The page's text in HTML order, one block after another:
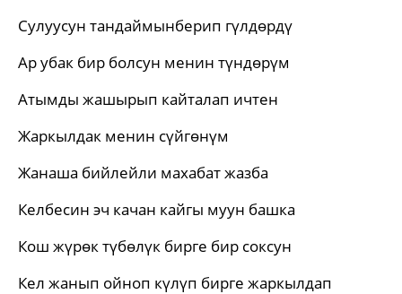
Сулуусун тандаймынберип гүлдөрдү
Ар убак бир болсун менин түндөрүм
Атымды жашырып кайталап ичтен
Жаркылдак менин сүйгөнүм
Жанаша бийлейли махабат жазба
Келбесин эч качан кайгы муун башка
Кош жүрөк түбөлүк бирге бир соксун
Кел жанып ойноп күлүп бирге жаркылдап